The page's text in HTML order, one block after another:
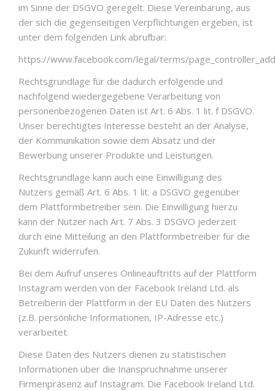
im Sinne der DSGVO geregelt. Diese Vereinbarung, aus
der sich die gegenseitigen Verpflichtungen ergeben, ist
unter dem folgenden Link abrufbar:
https://www.facebook.com/legal/terms/
Rechtsgrundlage für die dadurch erfolgende und
nachfolgend wiedergegebene Verarbeitung von
personenbezogenen Daten ist Art. 6 Abs. 1 lit. f DSGVO.
Unser berechtigtes Interesse besteht an der Analyse,
der Kommunikation sowie dem Absatz und der
Bewerbung unserer Produkte und Leistungen.
Rechtsgrundlage kann auch eine Einwilligung des
Nutzers gemäß Art. 6 Abs. 1 lit. a DSGVO gegenüber
dem Plattformbetreiber sein. Die Einwilligung hierzu
kann der Nutzer nach Art. 7 Abs. 3 DSGVO jederzeit
durch eine Mitteilung an den Plattformbetreiber für die
Zukunft widerrufen.
Bei dem Aufruf unseres Onlineauftritts auf der Plattform
Instagram werden von der Facebook Ireland Ltd. als
Betreiberin der Plattform in der EU Daten des Nutzers
(z.B. persönliche Informationen, IP-Adresse etc.)
verarbeitet.
Diese Daten des Nutzers dienen zu statistischen
Informationen über die Inanspruchnahme unserer
Firmenpräsenz auf Instagram. Die Facebook Ireland Ltd.